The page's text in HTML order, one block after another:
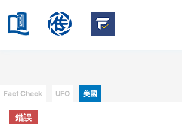
HKBU
of
Communication
Categories
Fact Check UFO 美國
錯誤